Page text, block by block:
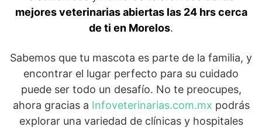
mejores veterinarias abiertas las 24 hrs cerca
de ti en Morelos.
Sabemos que tu mascota es parte de la familia, y
encontrar el lugar perfecto para su cuidado
puede ser todo un desafío. No te preocupes,
ahora gracias a Infoveterinarias.com.mx podrás
explorar una variedad de clínicas y hospitales